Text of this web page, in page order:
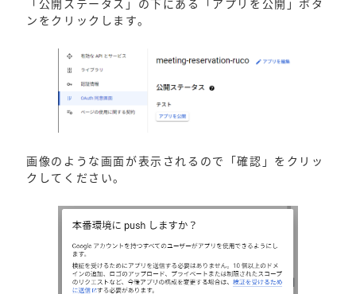
「公開ステータス」の下にある「アプリを公開」ボタ
ンをクリックします。
画像のような画面が表示されるので「確認」をクリッ
クしてください。